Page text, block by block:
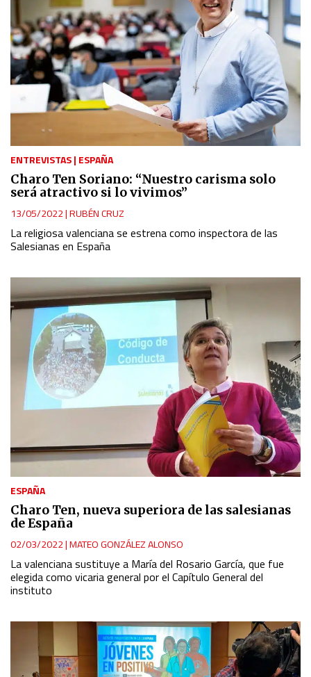
ENTREVISTAS| ESPAÑA
Charo Ten Soriano: “Nuestro carisma solo
será atractivo si lo vivimos”
13/05/2022|RUBÉN CRUZ
La religiosa valenciana se estrena como inspectora de las
Salesianas en España
ESPAÑA
Charo Ten, nueva superiora de las salesianas
de España
02/03/2022|MATEO GONZÁLEZ ALONSO
La valenciana sustituye a María del Rosario García, que fue
elegida como vicaria general por el Capítulo General del
instituto
Develop and improve services
Use limited data to select content
IAB Special Features:
Use precise geolocation data
Identify devices based on information actively requested
Non-IAB processing purposes:
Essential
Analytical
Functional
Advertising